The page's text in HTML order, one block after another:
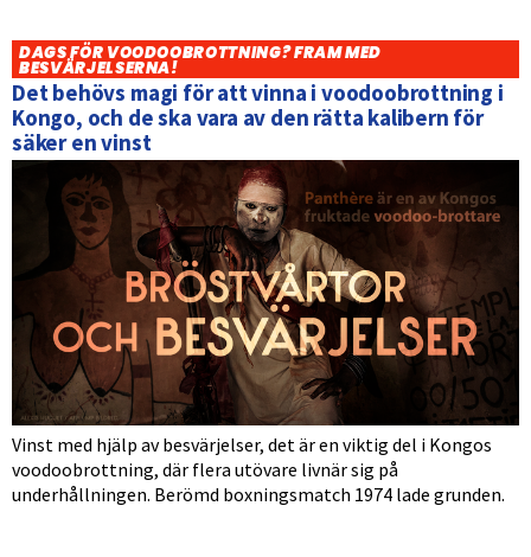
DAGS FÖR VOODOOBROTTNING? FRAM MED
BESVÄRJELSERNA!
Det behövs magi för att vinna i voodoobrottning i
Kongo, och de ska vara av den rätta kalibern för
säker en vinst
Vinst med hjälp av besvärjelser, det är en viktig del i Kongos
voodoobrottning, där flera utövare livnär sig på
underhållningen. Berömd boxningsmatch 1974 lade grunden.